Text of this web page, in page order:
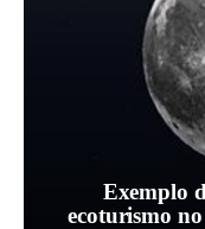
Exemplo
ecoturismo
Os
ecossistema
céu escuro,
a vida